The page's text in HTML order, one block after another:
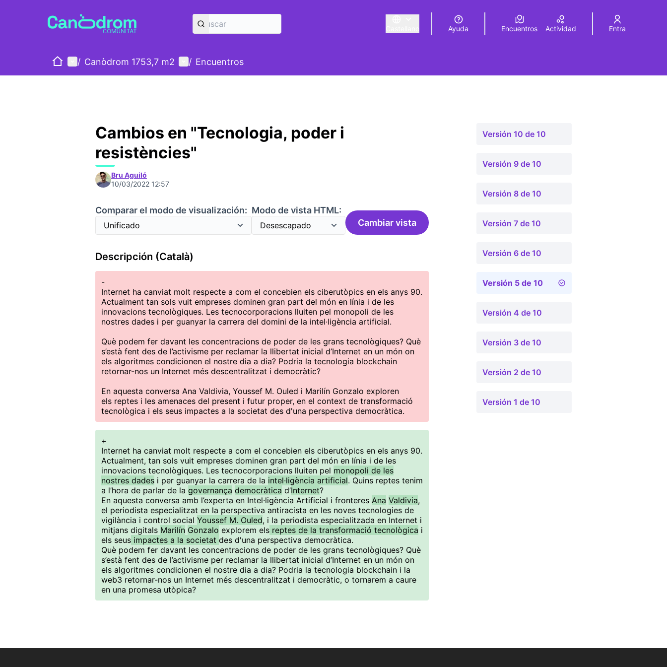
Triar la llengua Elegir el idioma Choose language
Ayuda Encuentros Actividad Entra
InicioMenú principal
/ Canòdrom 1753,7 m2 Menú de usuario
/ Encuentros
Cambios en "Tecnologia, poder i
resistències"
Bru Aguiló
10/03/2022 12:57
Comparar el modo de visualización: Modo de vista HTML:
Cambiar vista
Descripción (Català)
-
Internet ha canviat molt respecte a com el concebien els ciberutòpics en els anys 90.
Actualment tan sols vuit empreses dominen gran part del món en línia i de les
innovacions tecnològiques. Les tecnocorporacions lluiten pel monopoli de les
nostres dades i per guanyar la carrera del domini de la intel·ligència artificial.
Què podem fer davant les concentracions de poder de les grans tecnològiques? Què
s’està fent des de l’activisme per reclamar la llibertat inicial d’Internet en un món on
els algoritmes condicionen el nostre dia a dia? Podria la tecnologia blockchain
retornar-nos un Internet més descentralitzat i democràtic?
En aquesta conversa Ana Valdivia, Youssef M. Ouled i Marilín Gonzalo exploren
els reptes i les amenaces del present i futur proper, en el context de transformació
tecnològica i els seus impactes a la societat des d'una perspectiva democràtica.
+
Internet ha canviat molt respecte a com el concebien els ciberutòpics en els anys 90.
Actualment, tan sols vuit empreses dominen gran part del món en línia i de les
innovacions tecnològiques. Les tecnocorporacions lluiten pel monopoli de les
nostres dades i per guanyar la carrera de la intel·ligència artificial. Quins reptes tenim
a l’hora de parlar de la governança democràtica d’Internet?
En aquesta conversa amb l’experta en Intel·ligència Artificial i fronteres Ana Valdivia,
el periodista especialitzat en la perspectiva antiracista en les noves tecnologies de
vigilància i control social Youssef M. Ouled, i la periodista especialitzada en Internet i
mitjans digitals Marilín Gonzalo explorem els reptes de la transformació tecnològica i
els seus impactes a la societat des d'una perspectiva democràtica.
Què podem fer davant les concentracions de poder de les grans tecnològiques? Què
s’està fent des de l’activisme per reclamar la llibertat inicial d’Internet en un món on
els algoritmes condicionen el nostre dia a dia? Podria la tecnologia blockchain i la
web3 retornar-nos un Internet més descentralitzat i democràtic, o tornarem a caure
en una promesa utòpica?
Versión 10 de 10
Versión 9 de 10
Versión 8 de 10
Versión 7 de 10
Versión 6 de 10
Versión 5 de 10
Versión 4 de 10
Versión 3 de 10
Versión 2 de 10
Versión 1 de 10